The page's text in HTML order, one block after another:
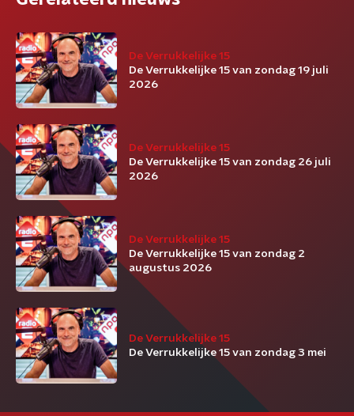
De Verrukkelijke 15
De Verrukkelijke 15 van zondag 19 juli
2026
De Verrukkelijke 15
De Verrukkelijke 15 van zondag 26 juli
2026
De Verrukkelijke 15
De Verrukkelijke 15 van zondag 2
augustus 2026
De Verrukkelijke 15
De Verrukkelijke 15 van zondag 3 mei